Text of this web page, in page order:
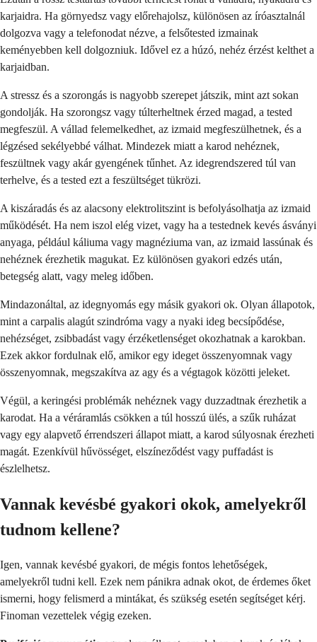
karjaidra. Ha görnyedsz vagy előrehajolsz, különösen az íróasztalnál
dolgozva vagy a telefonodat nézve, a felsőtested izmainak
keményebben kell dolgozniuk. Idővel ez a húzó, nehéz érzést kelthet a
karjaidban.
A stressz és a szorongás is nagyobb szerepet játszik, mint azt sokan
gondolják. Ha szorongsz vagy túlterheltnek érzed magad, a tested
megfeszül. A vállad felemelkedhet, az izmaid megfeszülhetnek, és a
légzésed sekélyebbé válhat. Mindezek miatt a karod nehéznek,
feszültnek vagy akár gyengének tűnhet. Az idegrendszered túl van
terhelve, és a tested ezt a feszültséget tükrözi.
A kiszáradás és az alacsony elektrolitszint is befolyásolhatja az izmaid
működését. Ha nem iszol elég vizet, vagy ha a testednek kevés ásványi
anyaga, például káliuma vagy magnéziuma van, az izmaid lassúnak és
nehéznek érezhetik magukat. Ez különösen gyakori edzés után,
betegség alatt, vagy meleg időben.
Mindazonáltal, az idegnyomás egy másik gyakori ok. Olyan állapotok,
mint a carpalis alagút szindróma vagy a nyaki ideg becsípődése,
nehézséget, zsibbadást vagy érzéketlenséget okozhatnak a karokban.
Ezek akkor fordulnak elő, amikor egy ideget összenyomnak vagy
összenyomnak, megszakítva az agy és a végtagok közötti jeleket.
Végül, a keringési problémák nehéznek vagy duzzadtnak érezhetik a
karodat. Ha a véráramlás csökken a túl hosszú ülés, a szűk ruházat
vagy egy alapvető érrendszeri állapot miatt, a karod súlyosnak érezheti
magát. Ezenkívül hűvösséget, elszíneződést vagy puffadást is
észlelhetsz.
Vannak kevésbé gyakori okok, amelyekről
tudnom kellene?
Igen, vannak kevésbé gyakori, de mégis fontos lehetőségek,
amelyekről tudni kell. Ezek nem pánikra adnak okot, de érdemes őket
ismerni, hogy felismerd a mintákat, és szükség esetén segítséget kérj.
Finoman vezettelek végig ezeken.